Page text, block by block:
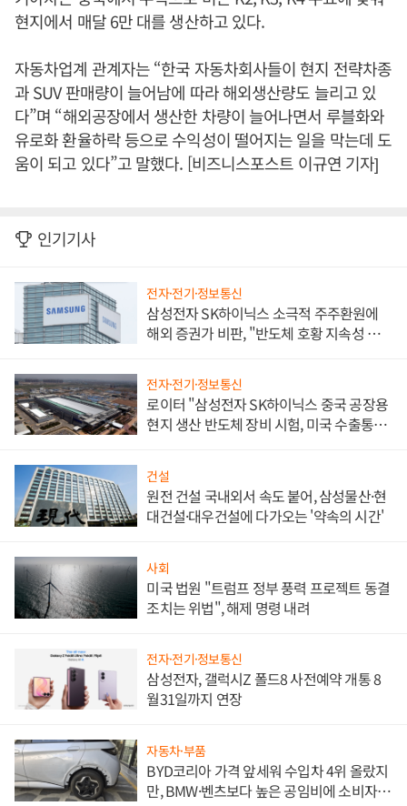
현지에서 매달 6만 대를 생산하고 있다.
자동차업계 관계자는 “한국 자동차회사들이 현지 전략차종
과 SUV 판매량이 늘어남에 따라 해외생산량도 늘리고 있
다”며 “해외공장에서 생산한 차량이 늘어나면서 루블화와
유로화 환율하락 등으로 수익성이 떨어지는 일을 막는데 도
움이 되고 있다”고 말했다. [비즈니스포스트 이규연 기자]
인기기사
전자·전기·정보통신
삼성전자 SK하이닉스 소극적 주주환원에
해외 증권가 비판, "반도체 호황 지속성 의
전자·전기·정보통신
로이터 "삼성전자 SK하이닉스 중국 공장용
현지 생산 반도체 장비 시험, 미국 수출통제
건설
원전 건설 국내외서 속도 붙어, 삼성물산·현
대건설·대우건설에 다가오는 '약속의 시간'
사회
미국 법원 "트럼프 정부 풍력 프로젝트 동결
조치는 위법", 해제 명령 내려
전자·전기·정보통신
삼성전자, 갤럭시Z 폴드8 사전예약 개통 8
월31일까지 연장
자동차·부품
BYD코리아 가격 앞세워 수입차 4위 올랐지
만, BMW·벤츠보다 높은 공임비에 소비자